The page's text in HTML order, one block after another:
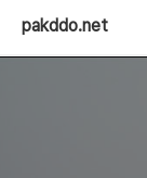
pakddo.net